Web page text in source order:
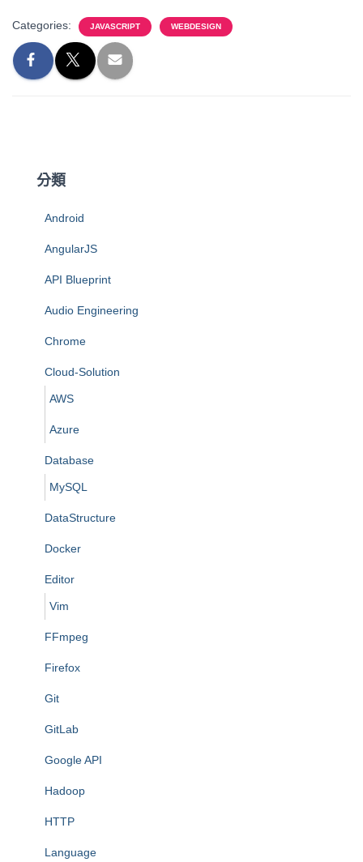
Categories: JAVASCRIPT WEBDESIGN
分類
Android
AngularJS
API Blueprint
Audio Engineering
Chrome
Cloud-Solution
AWS
Azure
Database
MySQL
DataStructure
Docker
Editor
Vim
FFmpeg
Firefox
Git
GitLab
Google API
Hadoop
HTTP
Language